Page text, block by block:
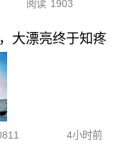
阅读 1903
大漂亮终于知疼
4小时前